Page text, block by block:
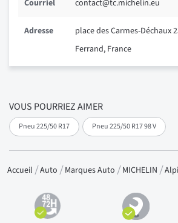
VOUS POURRIEZ AIMER
Pneu 225/50 R17 Pneu 225/50 R17 98 V
Courriel contact@tc.michelin.eu
Adresse
place des Carmes-Déchaux
Ferrand, France
Accueil Auto Marques Auto MICHELIN